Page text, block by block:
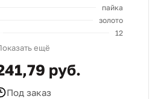
пайка
золото
12
ещё
руб.
Под заказ